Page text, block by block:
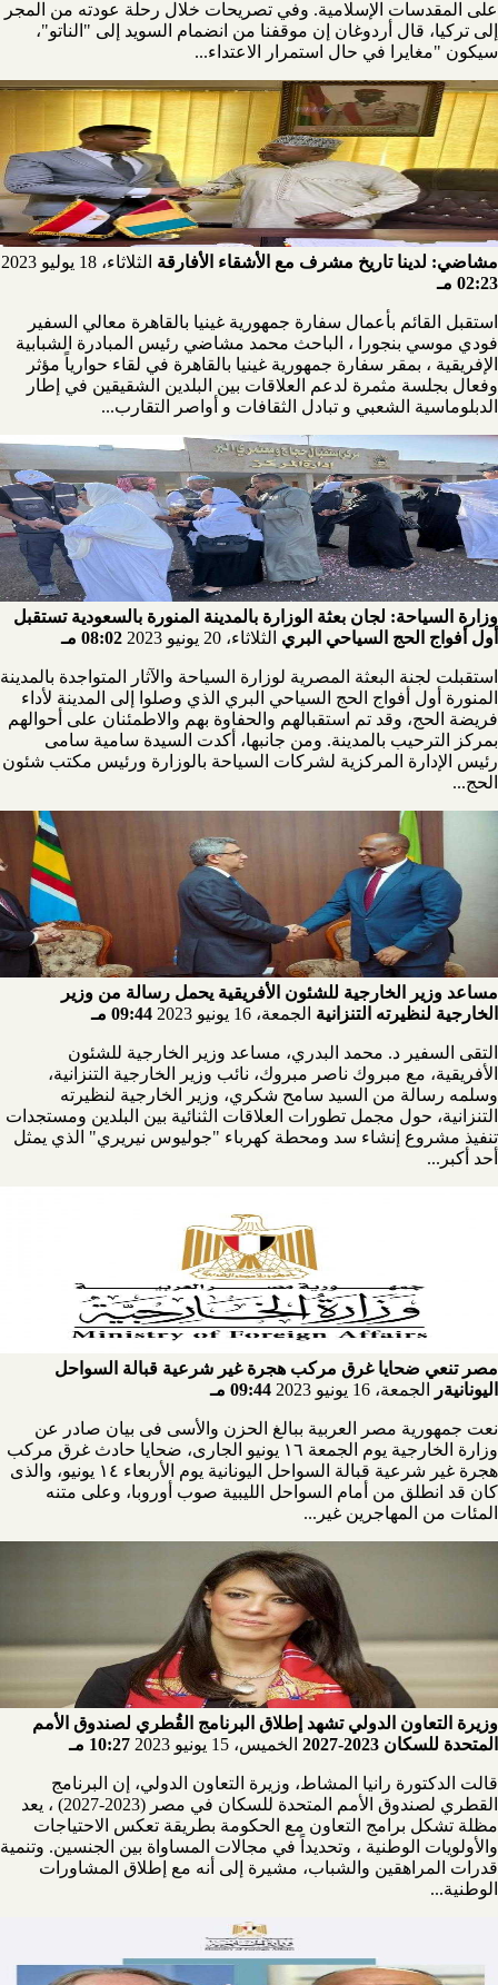
على المقدسات الإسلامية. وفي تصريحات خلال رحلة عودته من المجر
إلى تركيا، قال أردوغان إن موقفنا من انضمام السويد إلى "الناتو"،
سيكون "مغايرا في حال استمرار الاعتداء...
مشاضي: لدينا تاريخ مشرف مع الأشقاء الأفارقة الثلاثاء، 18 يوليو 2023
02:23 مـ
استقبل القائم بأعمال سفارة جمهورية غينيا بالقاهرة معالي السفير
فودي موسي بنجورا ، الباحث محمد مشاضي رئيس المبادرة الشبابية
الإفريقية ، بمقر سفارة جمهورية غينيا بالقاهرة في لقاء حوارياً مؤثر
وفعال بجلسة مثمرة لدعم العلاقات بين البلدين الشقيقين في إطار
الدبلوماسية الشعبي و تبادل الثقافات و أواصر التقارب...
وزارة السياحة: لجان بعثة الوزارة بالمدينة المنورة بالسعودية تستقبل
أول أفواج الحج السياحي البري الثلاثاء، 20 يونيو 2023 08:02 مـ
استقبلت لجنة البعثة المصرية لوزارة السياحة والآثار المتواجدة بالمدينة
المنورة أول أفواج الحج السياحي البري الذي وصلوا إلى المدينة لأداء
فريضة الحج، وقد تم استقبالهم والحفاوة بهم والاطمئنان على أحوالهم
بمركز الترحيب بالمدينة. ومن جانبها، أكدت السيدة سامية سامى
رئيس الإدارة المركزية لشركات السياحة بالوزارة ورئيس مكتب شئون
الحج...
مساعد وزير الخارجية للشئون الأفريقية يحمل رسالة من وزير
الخارجية لنظيرته التنزانية الجمعة، 16 يونيو 2023 09:44 مـ
التقى السفير د. محمد البدري، مساعد وزير الخارجية للشئون
الأفريقية، مع مبروك ناصر مبروك، نائب وزير الخارجية التنزانية،
وسلمه رسالة من السيد سامح شكري، وزير الخارجية لنظيرته
التنزانية، حول مجمل تطورات العلاقات الثنائية بين البلدين ومستجدات
تنفيذ مشروع إنشاء سد ومحطة كهرباء "جوليوس نيريري" الذي يمثل
أحد أكبر...
مصر تنعي ضحايا غرق مركب هجرة غير شرعية قبالة السواحل
اليونانيةر
الجمعة، 16 يونيو 2023 09:44 مـ
نعت جمهورية مصر العربية ببالغ الحزن والأسى فى بيان صادر عن
وزارة الخارجية يوم الجمعة ١٦ يونيو الجارى، ضحايا حادث غرق مركب
هجرة غير شرعية قبالة السواحل اليونانية يوم الأربعاء ١٤ يونيو، والذى
كان قد انطلق من أمام السواحل الليبية صوب أوروبا، وعلى متنه
المئات من المهاجرين غير...
وزيرة التعاون الدولي تشهد إطلاق البرنامج القُطري لصندوق الأمم
المتحدة للسكان 2023-2027
الخميس، 15 يونيو 2023 10:27 مـ
قالت الدكتورة رانيا المشاط، وزيرة التعاون الدولي، إن البرنامج
القطري لصندوق الأمم المتحدة للسكان في مصر (2023-2027) ، يعد
مظلة تشكل برامج التعاون مع الحكومة بطريقة تعكس الاحتياجات
والأولويات الوطنية ، وتحديداً في مجالات المساواة بين الجنسين. وتنمية
قدرات المراهقين والشباب، مشيرة إلى أنه مع إطلاق المشاورات
الوطنية...